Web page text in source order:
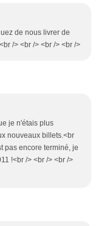
de nous livrer de
/> <br /> <br /> <br />
je n'étais plus
nouveaux billets.<br
pas encore terminé, je
!<br /> <br /> <br />